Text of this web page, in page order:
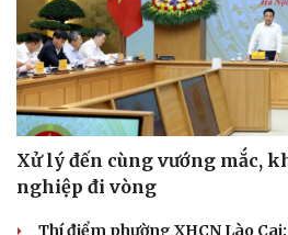
Xử lý đến cùng vướng mắc,
nghiệp đi vòng
Thí điểm phường XHCN Lào